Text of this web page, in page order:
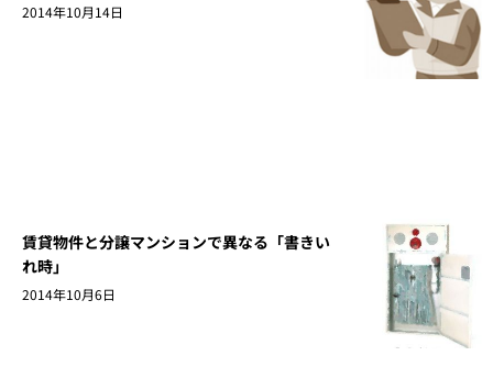
2014年10月14日
賃貸物件と分譲マンションで異なる「書きい
れ時」
2014年10月6日